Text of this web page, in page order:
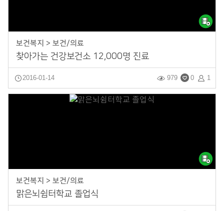
보건복지 > 보건/의료
찾아가는 건강보건소 12,000명 진료
2016-01-14 1
0
979
보건복지 > 보건/의료
맑은뇌쉼터학교 졸업식